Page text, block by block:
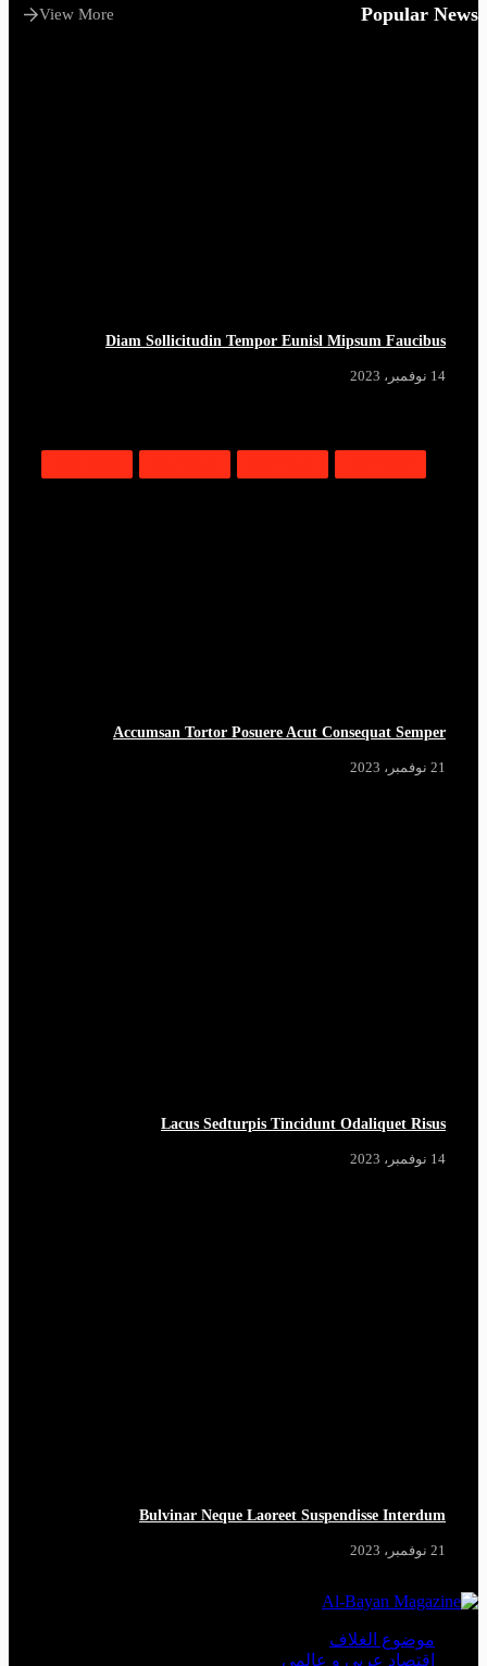
Popular News
View More
Diam Sollicitudin Tempor Eunisl Mipsum Faucibus
14 نوفمبر، 2023
Accumsan Tortor Posuere Acut Consequat Semper
21 نوفمبر، 2023
Lacus Sedturpis Tincidunt Odaliquet Risus
14 نوفمبر، 2023
Bulvinar Neque Laoreet Suspendisse Interdum
21 نوفمبر، 2023
موضوع الغلاف
اقتصاد عربي و عالمي